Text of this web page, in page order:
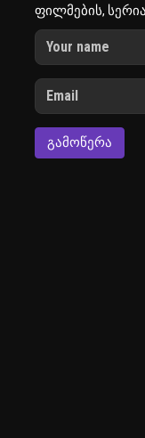
ფილმების,
ᲒᲐᲛᲝᲬᲔᲠᲐ